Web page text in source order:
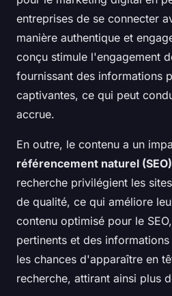
entreprises de se connecter
manière authentique et
conçu stimule l'engagement
fournissant des informations
captivantes, ce qui peut
accrue.
En outre, le contenu a un
référencement naturel (SEO)
recherche privilégient les
de qualité, ce qui améliore
contenu optimisé pour le
pertinents et des
les chances d'apparaître en
recherche, attirant ainsi plus